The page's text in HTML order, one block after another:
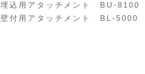
埋込用アタッチメント BU-8100
壁付用アタッチメント BL-5000